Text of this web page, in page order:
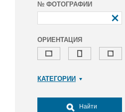
№ ФОТОГРАФИИ
ОРИЕНТАЦИЯ
КАТЕГОРИИ
Досуг, туризм и отдых
Найти